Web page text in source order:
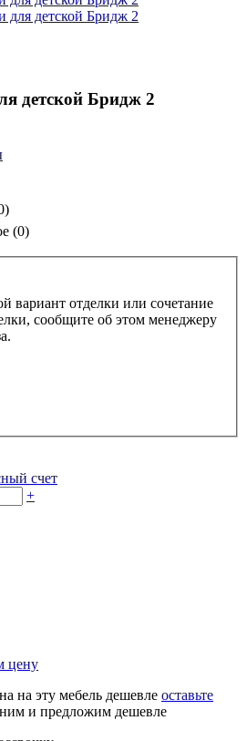
детской Бридж 2
)
(0)
вариант отделки или сочетание
сообщите об этом менеджеру
счет
+
цену
на эту мебель дешевле оставьте
и предложим дешевле